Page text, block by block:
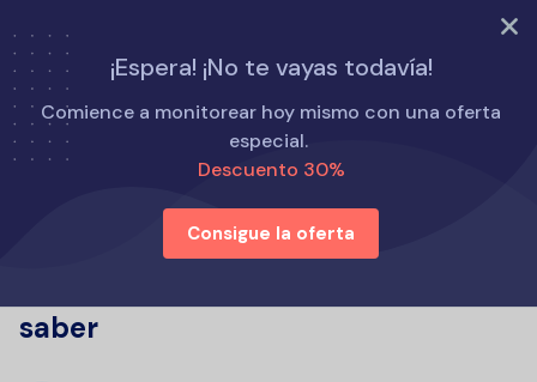
PRUEBA AHORA
¡Espera! ¡No te vayas todavía!
Comience a monitorear hoy mismo con una oferta
especial.
Descuento 30%
Consigue la oferta
Inicio
Consejos para padres
Cómo revisar los mensajes de texto en línea: lo que todo
padre debe saber
Cómo revisar los mensajes de texto
saber